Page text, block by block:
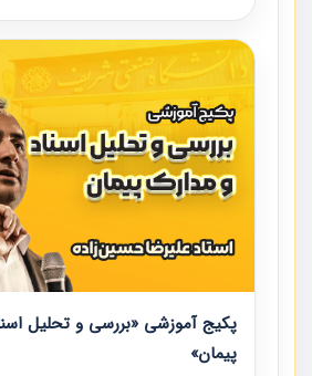
مدارک پیمان به همراه تجربیات عملی
پکیج آموزشی «بررسی و تحلیل
پیمان»